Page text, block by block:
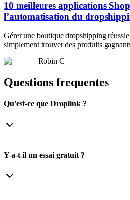
10 meilleures applications
l’automatisation du
Gérer une boutique dropshipping
simplement trouver des produits
Robin C
Questions frequentes
Qu'est-ce que Droplink ?
Y a-t-il un essai gratuit ?